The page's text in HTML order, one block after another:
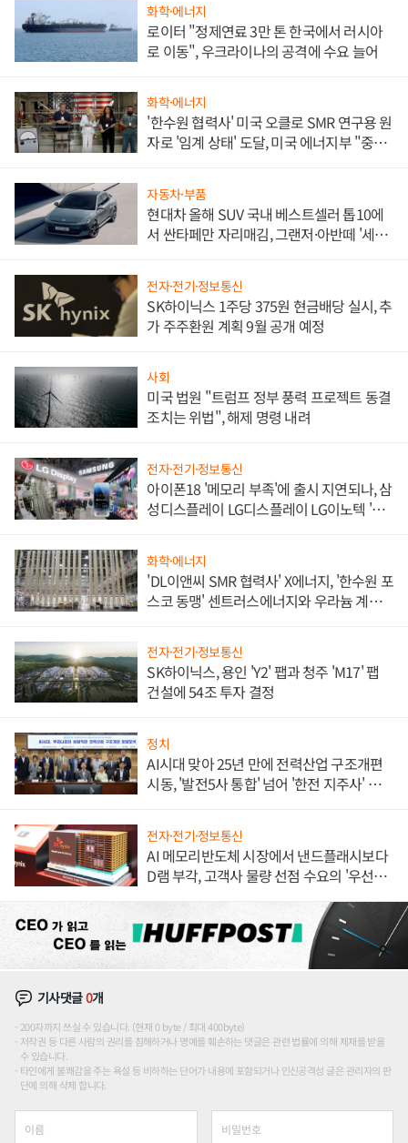
화학·에너지
로이터 "정제연료 3만 톤 한국에서 러시아
로 이동", 우크라이나의 공격에 수요 늘어
화학·에너지
'한수원 협력사' 미국 오클로 SMR 연구용 원
자로 '임계 상태' 도달, 미국 에너지부 "중요
자동차·부품
현대차 올해 SUV 국내 베스트셀러 톱10에
서 싼타페만 자리매김, 그랜저·아반떼 '세단
전자·전기·정보통신
SK하이닉스 1주당 375원 현금배당 실시, 추
가 주주환원 계획 9월 공개 예정
사회
미국 법원 "트럼프 정부 풍력 프로젝트 동결
조치는 위법", 해제 명령 내려
전자·전기·정보통신
아이폰18 '메모리 부족'에 출시 지연되나, 삼
성디스플레이 LG디스플레이 LG이노텍 '탈
화학·에너지
'DL이앤씨 SMR 협력사' X에너지, '한수원 포
스코 동맹' 센트러스에너지와 우라늄 계약
전자·전기·정보통신
SK하이닉스, 용인 'Y2' 팹과 청주 'M17' 팹
건설에 54조 투자 결정
정치
AI시대 맞아 25년 만에 전력산업 구조개편
시동, '발전5사 통합' 넘어 '한전 지주사' 재편
전자·전기·정보통신
AI 메모리반도체 시장에서 낸드플래시보다
D램 부각, 고객사 물량 선점 수요의 '우선순
기사댓글0개
200자까지 쓰실 수 있습니다. (현재 0 byte / 최대 400byte)
저작권 등 다른 사람의 권리를 침해하거나 명예를 훼손하는 댓글은 관련 법률에 의해 제재를 받을
수 있습니다.
타인에게 불쾌감을 주는 욕설 등 비하하는 단어가 내용에 포함되거나 인신공격성 글은 관리자의 판
단에 의해 삭제 합니다.